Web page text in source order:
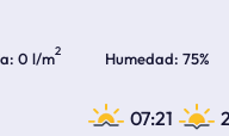
0 l/m2 Humedad 75%
07:21